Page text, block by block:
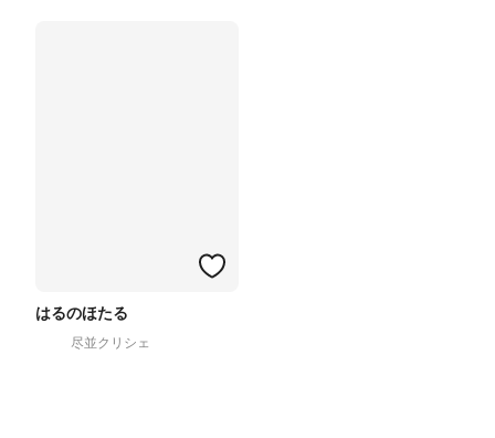
はるのほたる
尽並クリシェ